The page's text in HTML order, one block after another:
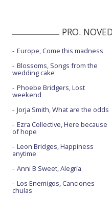
PRO.
Europe, Come this madness
Blossoms, Songs from the
wedding cake
Phoebe Bridgers, Lost
weekend
Jorja Smith, What are the odds
Ezra Collective, Here because
of hope
Leon Bridges, Happiness
anytime
Anni B Sweet, Alegría
Los Enemigos, Canciones
chulas